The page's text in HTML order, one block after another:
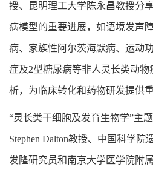
授、昆明理工大学陈永昌教授分
病模型的重要进展，如语境发声
病、家族性阿尔茨海默病、运动
症及2型糖尿病等非人灵长类动
析，为临床转化和药物研发提供
“灵长类干细胞及发育生物学”主
Stephen Dalton教授、中国科学院
发隆研究员和南京大学医学院附